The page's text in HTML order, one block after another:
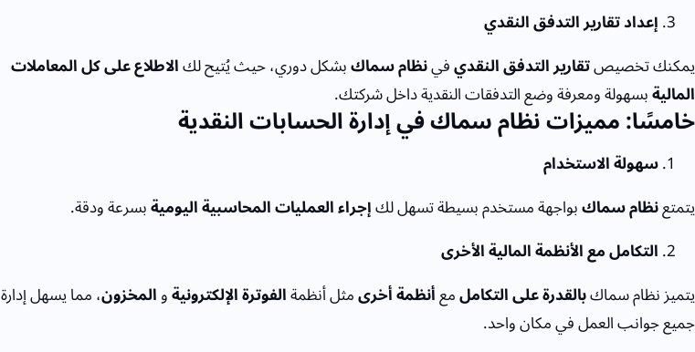
إعداد تقارير التدفق النقدي
يمكنك تخصيصتقارير التدفق النقديفينظام سماكبشكل دوري، حيث يُتيح لكالاطلاع على كل المعاملات
الماليةبسهولة ومعرفة وضع التدفقات النقدية داخل شركتك.
خامسًا: مميزات نظام سماك في إدارة الحسابات النقدية
سهولة الاستخدام
يتمتعنظام سماكبواجهة مستخدم بسيطة تسهل لكإجراء العمليات المحاسبية اليوميةبسرعة ودقة.
التكامل مع الأنظمة المالية الأخرى
يتميز نظام سماكبالقدرة على التكاملمعأنظمة أخرىمثل أنظمةالفوترة الإلكترونيةوالمخزون، مما يسهل إدارة
جميع جوانب العمل في مكان واحد.